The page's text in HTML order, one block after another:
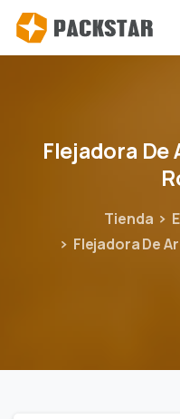
Flejadora De
Tienda
Flejadora De